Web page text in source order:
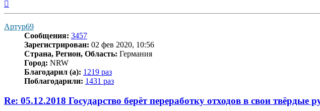
Артур69
Сообщения: 3457
Зарегистрирован: 02 фев 2020, 10:56
Страна, Регион, Область: Германия
Город: NRW
Благодарил (а): 1219 раз
Поблагодарили: 1431 раз
Re: 05.12.2018 Государство берёт переработку отходов в свои твёрдые